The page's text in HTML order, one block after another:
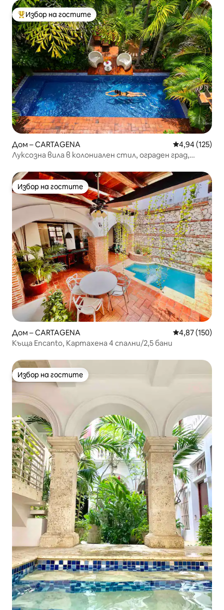
Най-популярен избор на гостите
Избор на гостите
Дом – CARTAGENA Средна
4,94 (125)
Луксозна вила в колониален стил, ограден град,
Избор на гостите
Избор на гостите
Дом – CARTAGENA Средна
4,87 (150)
Къща Encanto, Картахена 4 спални/2,5 бани
Избор на гостите
Избор на гостите